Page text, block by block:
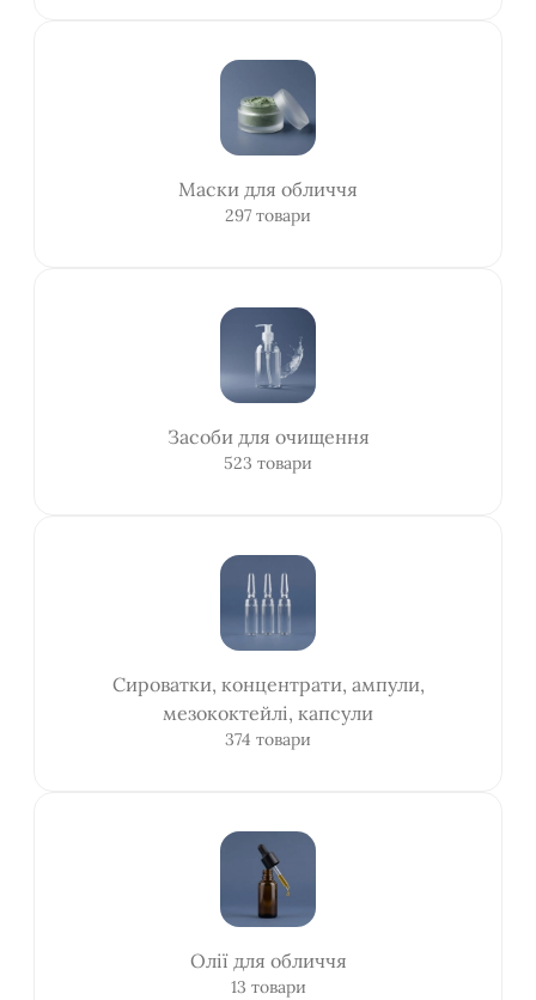
Маски для обличчя
297 товари
Засоби для очищення
523 товари
Сироватки, концентрати, ампули,
мезококтейлі, капсули
374 товари
Олії для обличчя
13 товари